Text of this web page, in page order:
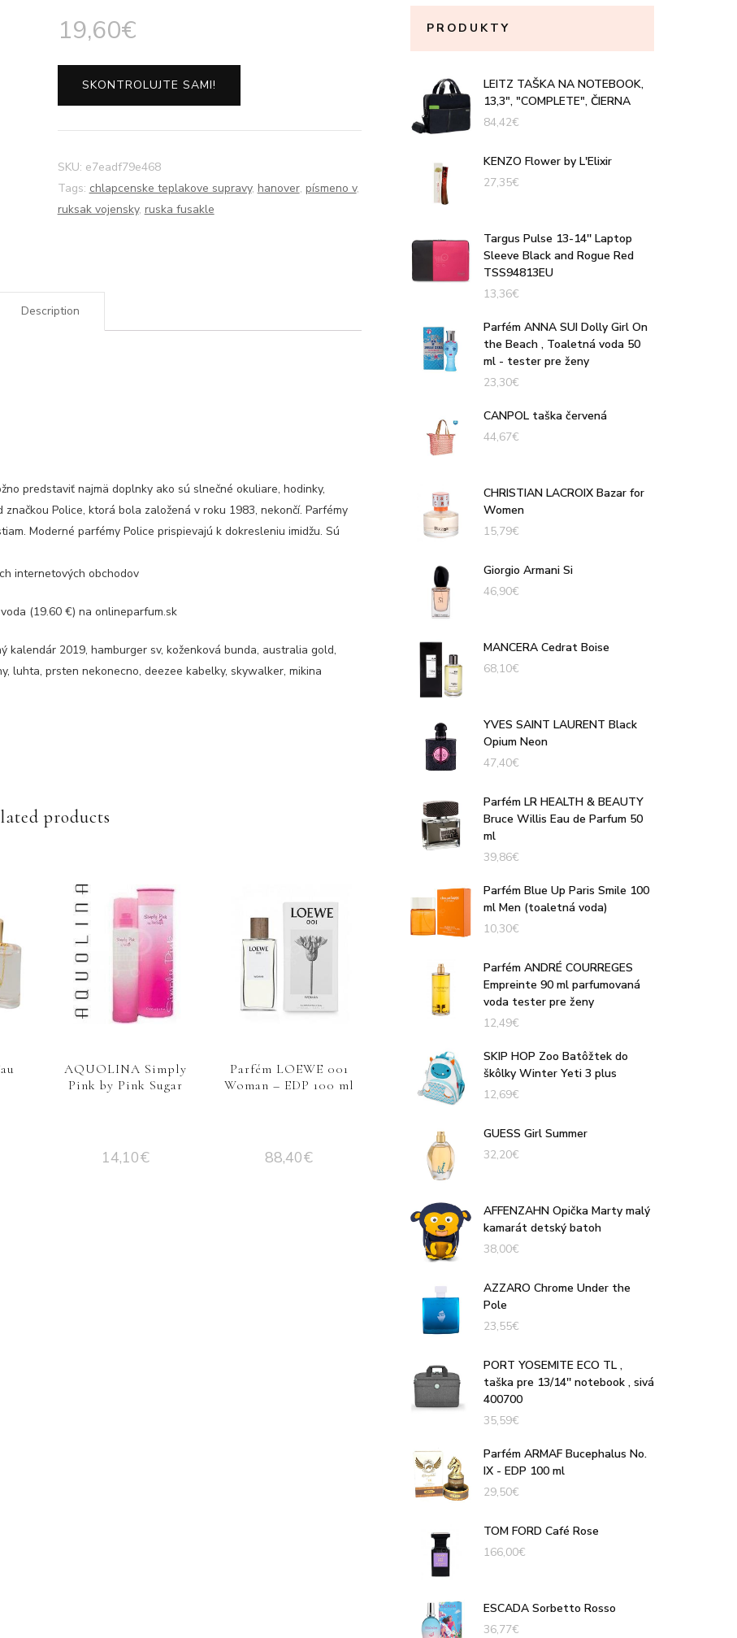
19,60€
SKONTROLUJTE SAMI!
SKU: e7eadf79e468
Tags: chlapcenske teplakove supravy, hanover, písmeno v,
ruksak vojensky, ruska fusakle
Description
predstaviť najmä doplnky ako sú slnečné okuliare, hodinky,
Police, ktorá bola založená v roku 1983, nekončí. Parfémy
Moderné parfémy Police prispievajú k dokresleniu imidžu. Sú
internetových obchodov
(19.60 €) na onlineparfum.sk
kalendár 2019, hamburger sv, koženková bunda, australia gold,
luhta, prsten nekonecno, deezee kabelky, skywalker, mikina
products
AQUOLINA Simply
Pink by Pink Sugar
14,10€
Parfém LOEWE 001
Woman – EDP 100 ml
88,40€
PRODUKTY
LEITZ TAŠKA NA NOTEBOOK,
13,3", "COMPLETE", ČIERNA
84,42€
KENZO Flower by L'Elixir
27,35€
Targus Pulse 13-14'' Laptop
Sleeve Black and Rogue Red
TSS94813EU
13,36€
Parfém ANNA SUI Dolly Girl On
the Beach , Toaletná voda 50
ml - tester pre ženy
23,30€
CANPOL taška červená
44,67€
CHRISTIAN LACROIX Bazar for
Women
15,79€
Giorgio Armani Si
46,90€
MANCERA Cedrat Boise
68,10€
YVES SAINT LAURENT Black
Opium Neon
47,40€
Parfém LR HEALTH & BEAUTY
Bruce Willis Eau de Parfum 50
ml
39,86€
Parfém Blue Up Paris Smile 100
ml Men (toaletná voda)
10,30€
Parfém ANDRÉ COURREGES
Empreinte 90 ml parfumovaná
voda tester pre ženy
12,49€
SKIP HOP Zoo Batôžtek do
škôlky Winter Yeti 3 plus
12,69€
GUESS Girl Summer
32,20€
AFFENZAHN Opička Marty malý
kamarát detský batoh
38,00€
AZZARO Chrome Under the
Pole
23,55€
PORT YOSEMITE ECO TL ,
taška pre 13/14'' notebook , sivá
400700
35,59€
Parfém ARMAF Bucephalus No.
IX - EDP 100 ml
29,50€
TOM FORD Café Rose
166,00€
ESCADA Sorbetto Rosso
36,77€